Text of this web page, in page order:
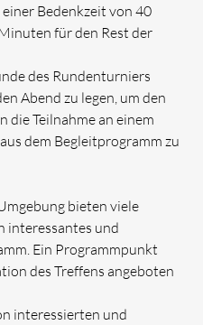
Bedenkzeit von 40
für den Rest der
des Rundenturniers
Abend zu legen, um den
die Teilnahme an einem
dem Begleitprogramm zu
bieten viele
interessantes und
Ein Programmpunkt
des Treffens angeboten
interessierten und